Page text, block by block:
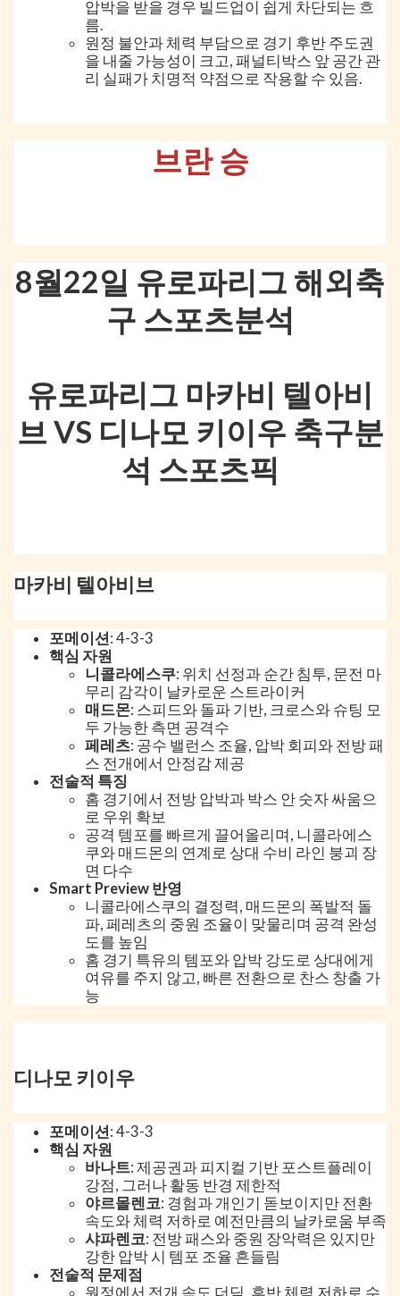
압박을 받을 경우 빌드업이 쉽게 차단되는 흐
름.
원정 불안과 체력 부담으로 경기 후반 주도권
을 내줄 가능성이 크고, 패널티박스 앞 공간 관
리 실패가 치명적 약점으로 작용할 수 있음.
브란 승
8월22일 유로파리그 해외축
구 스포츠분석
유로파리그 마카비 텔아비
브 VS 디나모 키이우 축구분
석 스포츠픽
마카비 텔아비브
포메이션: 4-3-3
핵심 자원
니콜라에스쿠: 위치 선정과 순간 침투, 문전 마
무리 감각이 날카로운 스트라이커
매드몬: 스피드와 돌파 기반, 크로스와 슈팅 모
두 가능한 측면 공격수
페레츠: 공수 밸런스 조율, 압박 회피와 전방 패
스 전개에서 안정감 제공
전술적 특징
홈 경기에서 전방 압박과 박스 안 숫자 싸움으
로 우위 확보
공격 템포를 빠르게 끌어올리며, 니콜라에스
쿠와 매드몬의 연계로 상대 수비 라인 붕괴 장
면 다수
Smart Preview 반영
니콜라에스쿠의 결정력, 매드몬의 폭발적 돌
파, 페레츠의 중원 조율이 맞물리며 공격 완성
도를 높임
홈 경기 특유의 템포와 압박 강도로 상대에게
여유를 주지 않고, 빠른 전환으로 찬스 창출 가
능
디나모 키이우
포메이션: 4-3-3
핵심 자원
바나트: 제공권과 피지컬 기반 포스트플레이
강점, 그러나 활동 반경 제한적
야르몰렌코: 경험과 개인기 돋보이지만 전환
속도와 체력 저하로 예전만큼의 날카로움 부족
샤파렌코: 전방 패스와 중원 장악력은 있지만
강한 압박 시 템포 조율 흔들림
전술적 문제점
원정에서 전개 속도 더딤, 후반 체력 저하로 수